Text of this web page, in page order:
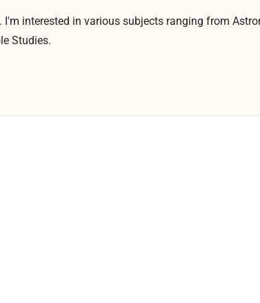
interested in various subjects ranging from
Studies.